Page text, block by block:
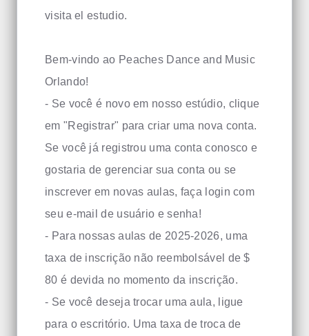
visita el estudio.
Bem-vindo ao Peaches Dance and Music
Orlando!
- Se você é novo em nosso estúdio, clique
em "Registrar" para criar uma nova conta.
Se você já registrou uma conta conosco e
gostaria de gerenciar sua conta ou se
inscrever em novas aulas, faça login com
seu e-mail de usuário e senha!
- Para nossas aulas de 2025-2026, uma
taxa de inscrição não reembolsável de $
80 é devida no momento da inscrição.
- Se você deseja trocar uma aula, ligue
para o escritório. Uma taxa de troca de